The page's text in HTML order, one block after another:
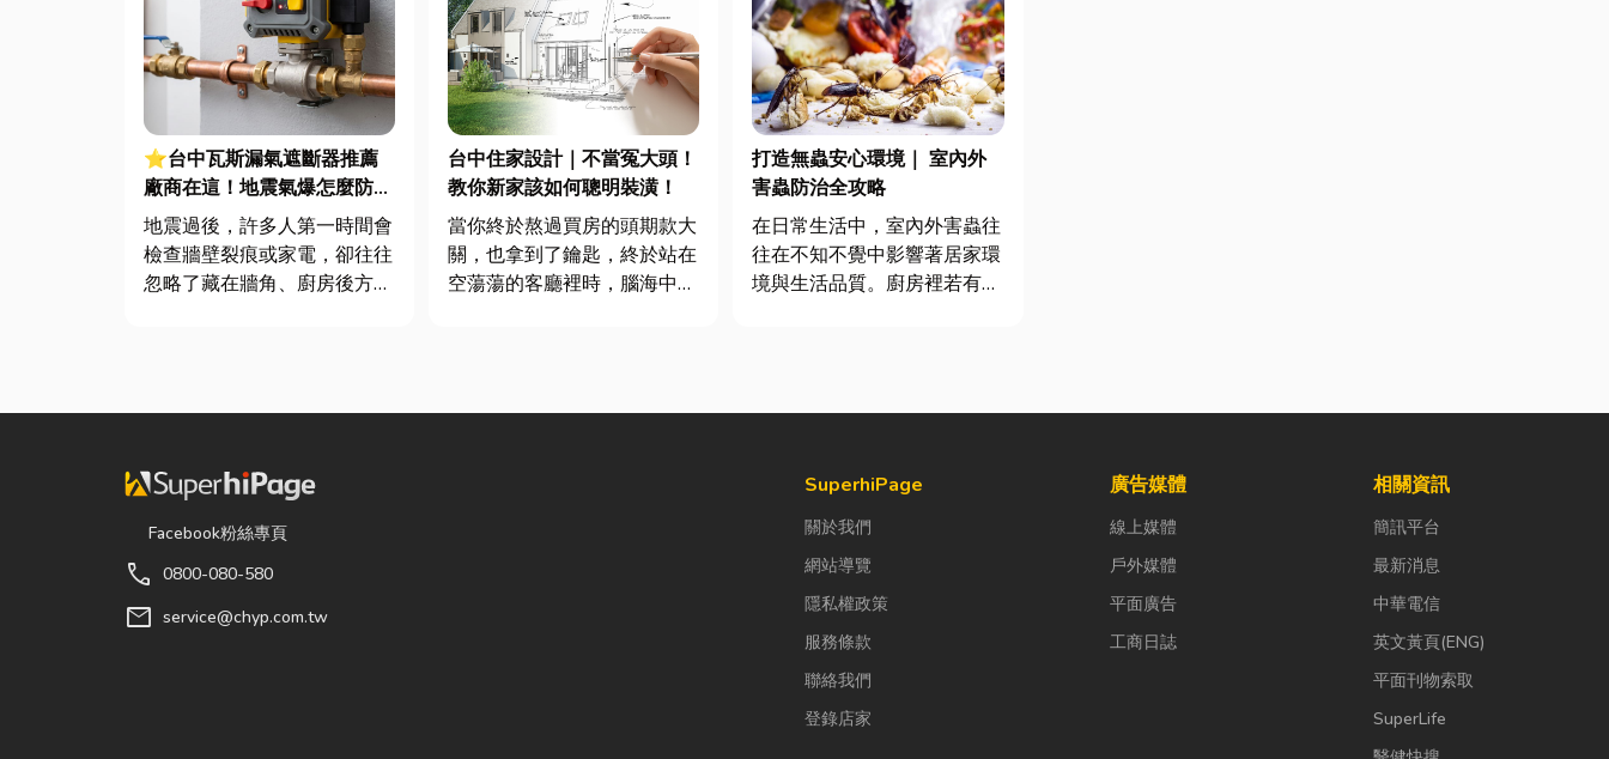
⭐台中瓦斯漏氣遮斷器推薦
廠商在這！地震氣爆怎麼防？
警報器與遮斷器差異、補助條
件及挑選全攻略
地震過後，許多人第一時間會
檢查牆壁裂痕或家電，卻往往
忽略了藏在牆角、廚房後方的
開關的火花...
台中住家設計｜不當冤大頭！
教你新家該如何聰明裝潢！
當你終於熬過買房的頭期款大
關，也拿到了鑰匙，終於站在
空蕩蕩的客廳裡時，腦海中是
打造無蟲安心環境｜ 室內外
害蟲防治全攻略
在日常生活中，室內外害蟲往
往在不知不覺中影響著居家環
境與生活品質。廚房裡若有食
潔，更可能...
Facebook粉絲專頁
call 0800-080-580
mail service@chyp.com.tw
SuperhiPage
關於我們
網站導覽
隱私權政策
服務條款
聯絡我們
登錄店家
廣告媒體
線上媒體
戶外媒體
平面廣告
工商日誌
相關資訊
簡訊平台
最新消息
中華電信
英文黃頁(ENG)
平面刊物索取
SuperLife